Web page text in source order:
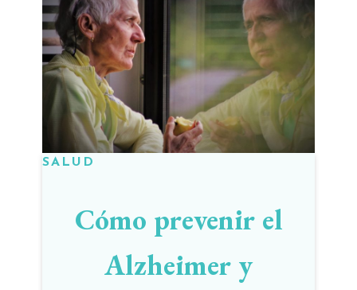
SALUD
Cómo prevenir el
Alzheimer y